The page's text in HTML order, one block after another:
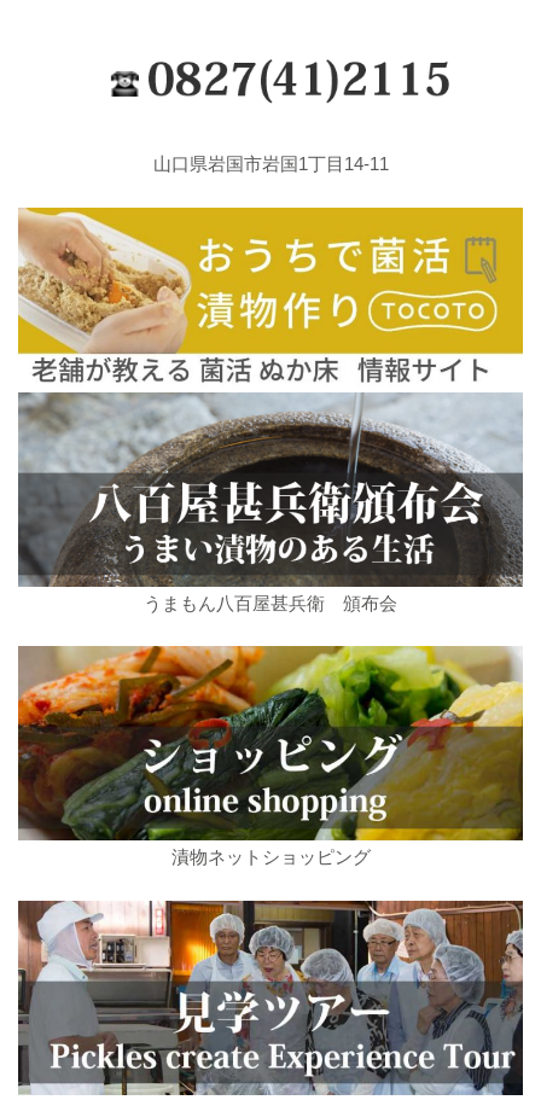
山口県岩国市岩国1丁目14-11
うまもん八百屋甚兵衛 頒布会
漬物ネットショッピング